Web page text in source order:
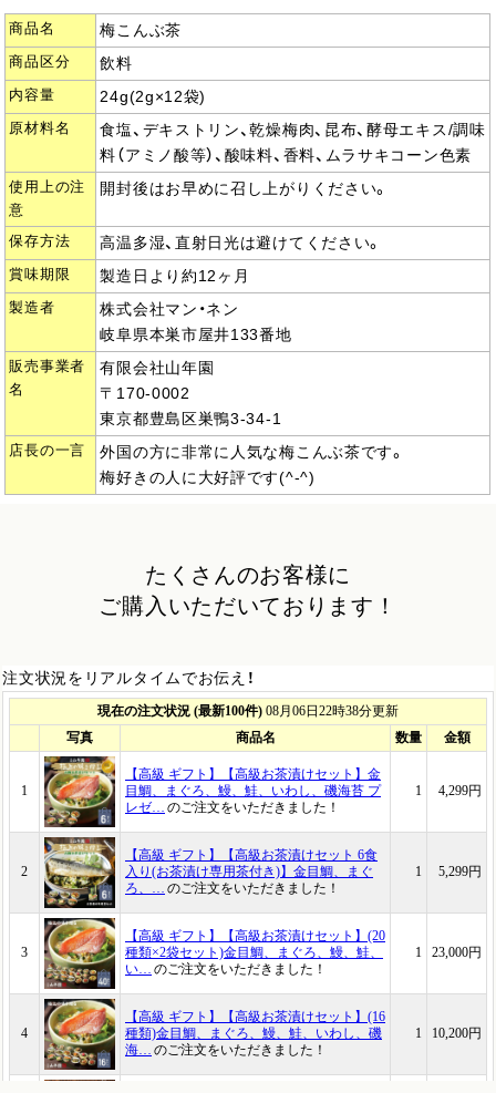
商品名 梅こんぶ茶
商品区分 飲料
内容量 24g(2g×12袋)
原材料名
食塩、デキストリン、乾燥梅肉、昆布、酵母エキス/調味
料（アミノ酸等）、酸味料、香料、ムラサキコーン色素
使用上の注
意
開封後はお早めに召し上がりください。
保存方法 高温多湿、直射日光は避けてください。
賞味期限 製造日より約12ヶ月
製造者
株式会社マン・ネン
岐阜県本巣市屋井133番地
販売事業者
名
有限会社山年園
〒170-0002
東京都豊島区巣鴨3-34-1
店長の一言
外国の方に非常に人気な梅こんぶ茶です。
梅好きの人に大好評です(^-^)
たくさんのお客様に
ご購入いただいております！
注文状況をリアルタイムでお伝え！